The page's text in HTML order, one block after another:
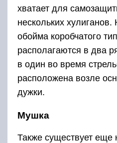
хватает для
нескольких
обойма коробчатого
располагаются в два
в один во время
расположена возле
дужки.
Мушка
Также существует еще